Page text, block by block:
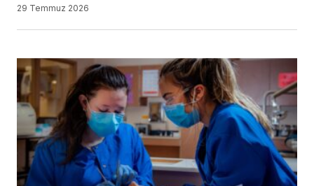
29 Temmuz 2026